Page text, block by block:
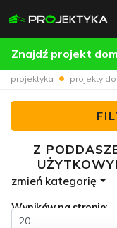
Znajdź projekt
projektyka projekty
Z
zmień kategorię
Wyników na stronie: